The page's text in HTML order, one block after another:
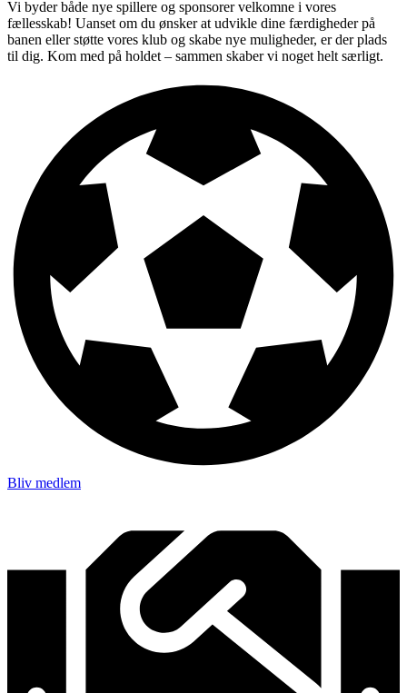
Vi byder både nye spillere og sponsorer velkomne i vores
fællesskab! Uanset om du ønsker at udvikle dine færdigheder på
banen eller støtte vores klub og skabe nye muligheder, er der plads
til dig. Kom med på holdet – sammen skaber vi noget helt særligt.
Bliv medlem